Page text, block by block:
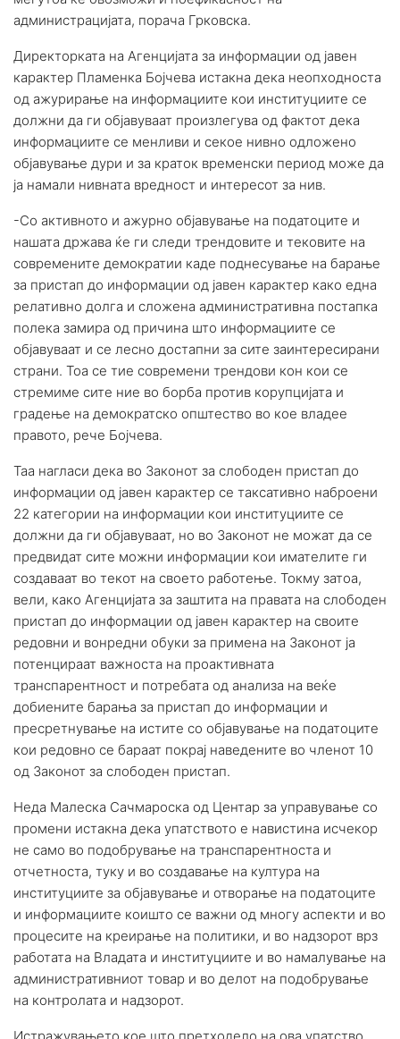
администрацијата, порача Грковска.
Директорката на Агенцијата за информации од јавен
карактер Пламенка Бојчева истакна дека неопходноста
од ажурирање на информациите кои институциите се
должни да ги објавуваат произлегува од фактот дека
информациите се менливи и секое нивно одложено
објавување дури и за краток временски период може да
ја намали нивната вредност и интересот за нив.
-Со активното и ажурно објавување на податоците и
нашата држава ќе ги следи трендовите и тековите на
современите демократии каде поднесување на барање
за пристап до информации од јавен карактер како една
релативно долга и сложена административна постапка
полека замира од причина што информациите се
објавуваат и се лесно достапни за сите заинтересирани
страни. Тоа се тие современи трендови кон кои се
стремиме сите ние во борба против корупцијата и
градење на демократско општество во кое владее
правото, рече Бојчева.
Таа нагласи дека во Законот за слободен пристап до
информации од јавен карактер се таксативно наброени
22 категории на информации кои институциите се
должни да ги објавуваат, но во Законот не можат да се
предвидат сите можни информации кои имателите ги
создаваат во текот на своето работење. Токму затоа,
вели, како Агенцијата за заштита на правата на слободен
пристап до информации од јавен карактер на своите
редовни и вонредни обуки за примена на Законот ја
потенцираат важноста на проактивната
транспарентност и потребата од анализа на веќе
добиените барања за пристап до информации и
пресретнување на истите со објавување на податоците
кои редовно се бараат покрај наведените во членот 10
од Законот за слободен пристап.
Неда Малеска Сачмароска од Центар за управување со
промени истакна дека упатството е навистина исчекор
не само во подобрување на транспарентноста и
отчетноста, туку и во создавање на култура на
институциите за објавување и отворање на податоците
и информациите коишто се важни од многу аспекти и во
процесите на креирање на политики, и во надзорот врз
работата на Владата и институциите и во намалување на
административниот товар и во делот на подобрување
на контролата и надзорот.